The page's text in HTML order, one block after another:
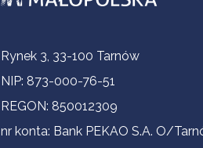
Informacje kontaktowe
Rynek 3, 33-100 Tarnów
NIP: 873-000-76-51
REGON: 850012309
nr konta: Bank PEKAO S.A. O/